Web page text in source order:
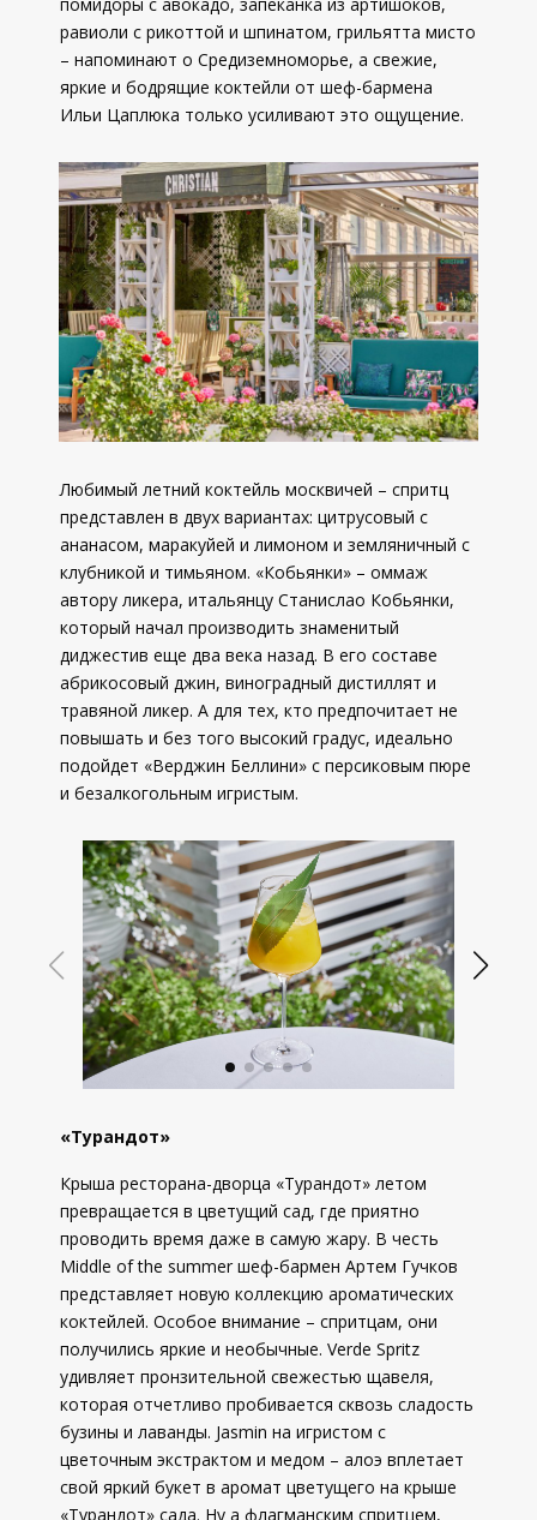
равиоли с рикоттой и шпинатом, грильятта мисто
– напоминают о Средиземноморье, а свежие,
яркие и бодрящие коктейли от шеф-бармена
Ильи Цаплюка только усиливают это ощущение.
Любимый летний коктейль москвичей – спритц
представлен в двух вариантах: цитрусовый с
ананасом, маракуйей и лимоном и земляничный с
клубникой и тимьяном. «Кобьянки» – оммаж
автору ликера, итальянцу Станислао Кобьянки,
который начал производить знаменитый
диджестив еще два века назад. В его составе
абрикосовый джин, виноградный дистиллят и
травяной ликер. А для тех, кто предпочитает не
повышать и без того высокий градус, идеально
подойдет «Верджин Беллини» с персиковым пюре
и безалкогольным игристым.
«Турандот»
Крыша ресторана-дворца «Турандот» летом
превращается в цветущий сад, где приятно
проводить время даже в самую жару. В честь
Middle of the summer шеф-бармен Артем Гучков
представляет новую коллекцию ароматических
коктейлей. Особое внимание – спритцам, они
получились яркие и необычные. Verde Spritz
удивляет пронзительной свежестью щавеля,
которая отчетливо пробивается сквозь сладость
бузины и лаванды. Jasmin на игристом с
цветочным экстрактом и медом – алоэ вплетает
свой яркий букет в аромат цветущего на крыше
«Турандот» сада. Ну а флагманским спритцем,